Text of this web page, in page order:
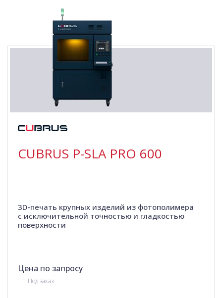
CUBRUS P-SLA PRO 600
3D-печать крупных изделий из фотополимера
с исключительной точностью и гладкостью
поверхности
Цена по запросу
Под заказ